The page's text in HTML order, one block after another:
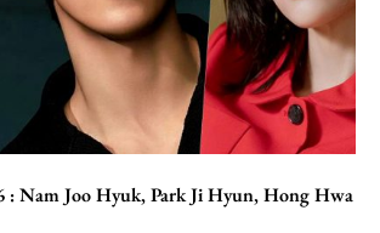
: Nam Joo Hyuk, Park Ji Hyun, Hong Hwa